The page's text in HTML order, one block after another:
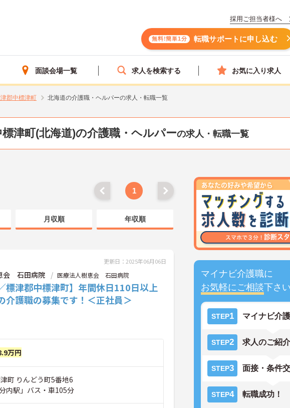
採用ご担当者様へ
無料!簡単1分 転職サポートに申し込む
面談会場一覧 求人を検索する お気に入り求人
郡中標津町 北海道の介護職・ヘルパーの求人・転職一覧
津町(北海道)の介護職・ヘルパーの求人・転職一覧
マイナビ介護職に
お気軽にご相談下さい
STEP1 マイナビ介
STEP2 求人のご紹介
STEP3 面接・条件
STEP4 転職成功！
1
月収順 年収順
更新日：2025年06月06日
会 石田病院 医療法人樹恵会 石田病院
標津郡中標津町】年間休日110日以上
護職の募集です！＜正社員＞
万円
町 りんどう町5番地6
内駅」バス・車105分